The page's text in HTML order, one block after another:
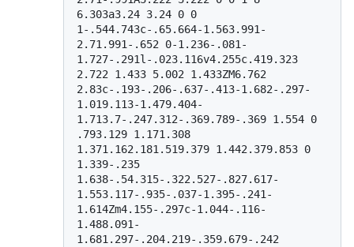
6.303a3.24 3.24 0 0
1-.544.743c-.65.664-1.563.991-
2.71.991-.652 0-1.236-.081-
1.727-.291l-.023.116v4.255c.419.323
2.722 1.433 5.002 1.433ZM6.762
2.83c-.193-.206-.637-.413-1.682-.297-
1.019.113-1.479.404-
1.713.7-.247.312-.369.789-.369 1.554 0
.793.129 1.171.308
1.371.162.181.519.379 1.442.379.853 0
1.339-.235
1.638-.54.315-.322.527-.827.617-
1.553.117-.935-.037-1.395-.241-
1.614Zm4.155-.297c-1.044-.116-
1.488.091-
1.681.297-.204.219-.359.679-.242